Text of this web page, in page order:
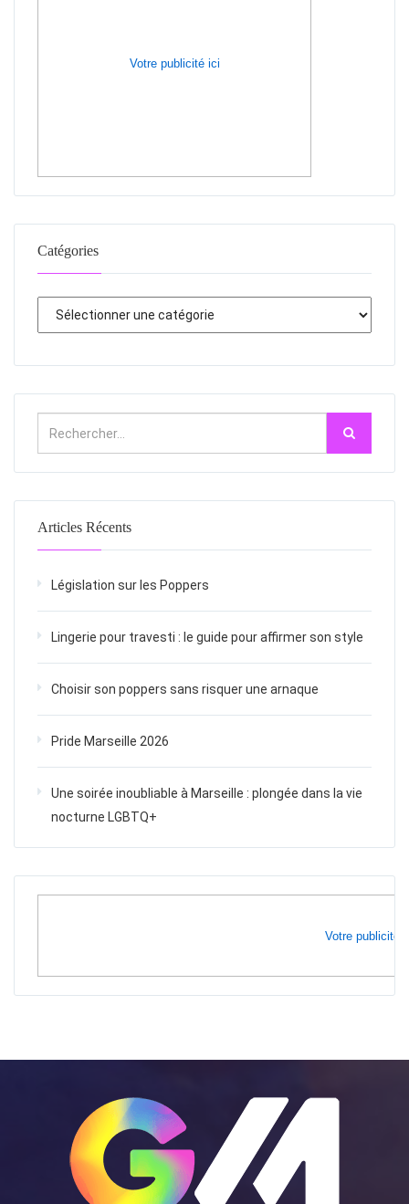
Votre publicité ici
Catégories
Articles Récents
Législation sur les Poppers
Lingerie pour travesti : le guide pour affirmer son style
Choisir son poppers sans risquer une arnaque
Pride Marseille 2026
Une soirée inoubliable à Marseille : plongée dans la vie
nocturne LGBTQ+
Votre publicité